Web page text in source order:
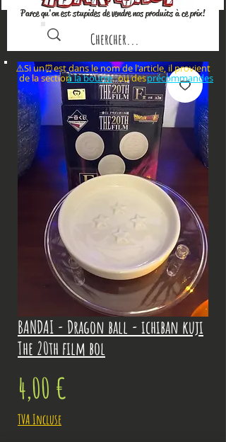
Parce qu'on est stupides de vendre nos produits à ce prix!
BANDAI - Dragon ball - ichiban kuji
The 20th film bol
4,00 €
TVA Incluse
⚠️Si un⏰est dans le nom de l'article, il provient
de la section ou des
à la bourre précommandes